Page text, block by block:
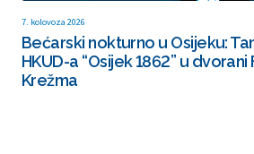
7. kolovoza 2026
Bećarski nokturno u Osijeku:
HKUD-a “Osijek 1862” u dvorani
Krežma